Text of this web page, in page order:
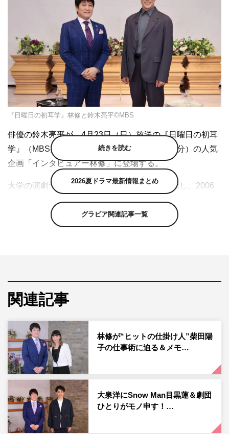
『日曜日の初耳学』林修と鈴木亮平©MBS
俳優の鈴木亮平が、4月23日（日）放送の『日曜日の初耳
学』（MBS／TBS系 午後10時25分～11時19分）の人気
企画「インタビュアー林修」に登場する。
大学の演劇サークルに所属しながら俳優を目指し、2006
年に俳優デビューした鈴木。『花ざかりの君たちへ～イケ
メン♂パラダイス～』など次々とドラマに出演しキャリア
を積み上げていった鈴木にとって、大きな転機となったの
ン』に出演。今や日曜劇場や大河ドラマの主演俳優として
技を可能にするこだわりの役作り法を明かす。そこには、
俳優という仕事に懸ける熱い思いがあった。
また、自ら作り上げた変態仮面のウオーキングを林修先生
に真剣レクチャーするほか、最新作の劇場版「TOKYO
MER～走る緊急救命室～」の話では、オペシーンに備え
て練習を積んできた見事な手さばきを披露する。
さらに、鈴木が恩人の一人と語りリスペクトする俳優・小
続きを読む
2026夏ドラマ最新情報まとめ
グラビア関連記事一覧
関連記事
林修が“ヒットの仕掛け人”柴田陽
子の仕事術に迫る＆メモ…
大泉洋にSnow Man目黒蓮＆劇団
ひとりがモノ申す！…